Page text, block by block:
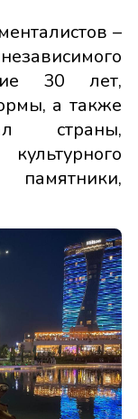
–
30 лет,
а также
страны,
памятники,